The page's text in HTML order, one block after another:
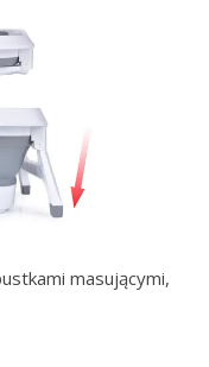
masującymi,